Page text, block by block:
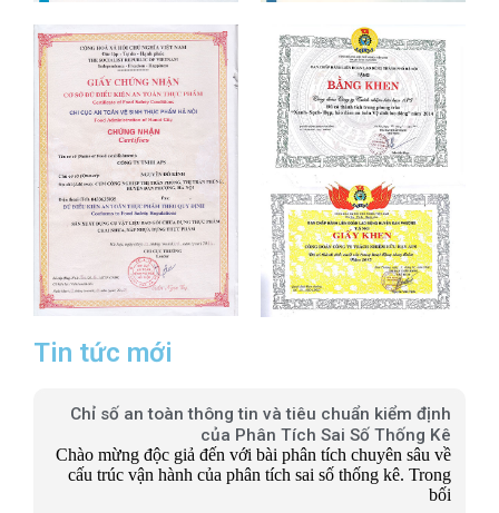
Tin tức mới
Chỉ số an toàn thông tin và tiêu chuẩn kiểm định
của Phân Tích Sai Số Thống Kê
Chào mừng độc giả đến với bài phân tích chuyên sâu về
cấu trúc vận hành của phân tích sai số thống kê. Trong
bối